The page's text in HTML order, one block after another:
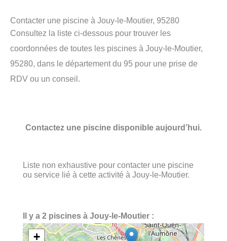
Contacter une piscine à Jouy-le-Moutier, 95280
Consultez la liste ci-dessous pour trouver les
coordonnées de toutes les piscines à Jouy-le-Moutier,
95280, dans le département du 95 pour une prise de
RDV ou un conseil.
Contactez une piscine disponible aujourd’hui.
Liste non exhaustive pour contacter une piscine
ou service lié à cette activité à Jouy-le-Moutier.
Il y a 2 piscines à Jouy-le-Moutier :
+